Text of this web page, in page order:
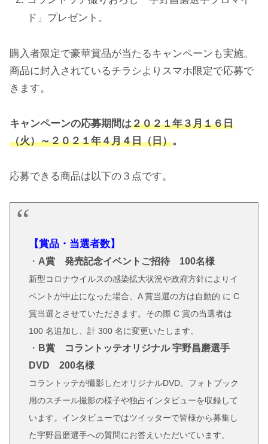
ド」プレゼント。
購入者限定で豪華賞品が当たるキャンペーンも実施。
商品に封入されているチラシよりスマホ限定で応募で
きます。
キャンペーンの応募期間は２０２１年３月１６日
（火）～２０２１年４月４日（日）。
応募できる商品は以下の３点です。
【賞品・当選者数】
・ A賞 発売記念イベントご招待 100名様
新型コロナウイルスの感染拡大状況や政府方針によりイ
ベントが中止になった場合、A 賞当選の方は自動的 に C
賞当選とさせていただきます。その際 C 賞の当選者は
100 名追加し、計 300 名に変更いたします。
・ B賞 コラントッテオリジナル 宇野昌磨選手
DVD 200名様
コラントッテが撮影したオリジナルDVD。フォトブック
用のスチール撮影の様子や独占インタビューを収録して
います。インタビューではツイッターで皆様から募集し
た宇野昌磨選手への質問にお答えいただいています。